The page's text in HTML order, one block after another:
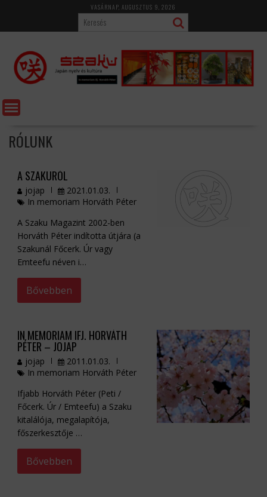
content
VASÁRNAP, AUGUSZTUS 9, 2026
RÓLUNK
A SZAKURÓL
jojap
2021.01.03.
In memoriam Horváth Péter
A Szaku Magazint 2002-ben
Horváth Péter indította útjára (a
Szakunál Főcerk. Úr vagy
Emteefu néven i…
Bővebben
IN MEMORIAM IFJ. HORVÁTH
PÉTER – JOJAP
jojap
2011.01.03.
In memoriam Horváth Péter
Ifjabb Horváth Péter (Peti /
Főcerk. Úr / Emteefu) a Szaku
kitalálója, megalapítója,
főszerkesztője …
Bővebben